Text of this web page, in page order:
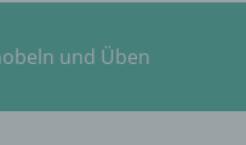
und Üben